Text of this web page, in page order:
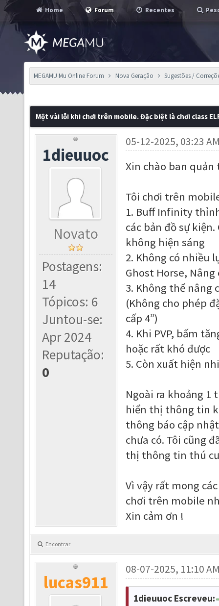
Home Forum Recentes
MEGAMU Mu Online Forum Nova Geração Sugestões /
Một vài lỗi khi chơi trên mobile. Đặc biệt là chơi class
1dieuuoc
Novato
Postagens:
14
Tópicos: 6
Juntou-se:
Apr 2024
Reputação:
0
05-12-2025, 03:23
Xin chào ban quản
Tôi chơi trên
1. Buff Infinity
các bản đồ sự
không hiện sáng
2. Không có nhiều
Ghost Horse,
3. Không thể nâng
(Không cho phép
cấp 4”)
4. Khi PVP, bấm
hoặc rất khó được
5. Còn xuất hiện
Ngoài ra khoảng 1
hiển thị thông tin
thông báo cập
chưa có. Tôi cũng
thị thông tin thú
Vì vậy rất mong
chơi trên mobile
Xin cảm ơn !
Encontrar
lucas911
08-07-2025, 11:10
1dieuuoc Escreveu: